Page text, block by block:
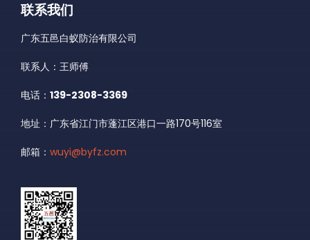
联系我们
广东五邑白蚁防治有限公司
联系人：王师傅
电话： 139-2308-3369
地址：广东省江门市蓬江区港口一路170号116室
邮箱： wuyi@byfz.com